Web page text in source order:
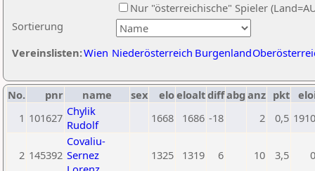
Sortierung
Nur "österreichische" Spieler
Vereinslisten:Wien Niederösterreich Burgenland
No. pnr name sex eloeloaltdiffabg anz pkt
1 101627 Chylik
Rudolf
1668 1686 -18 2 0,5 1910
2 145392
Covaliu-
Sernez
1325 1319 6 10 3,5 0